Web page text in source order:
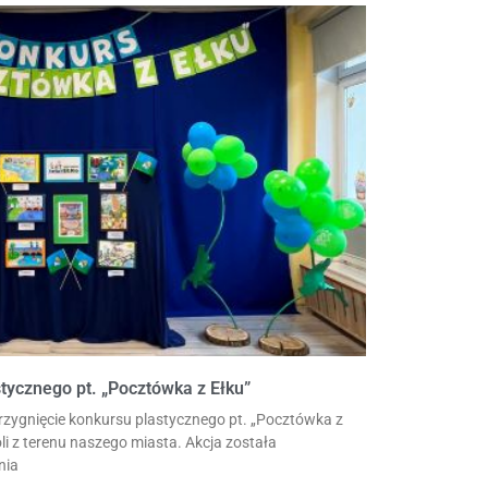
pt. „Pocztówka z Ełku”
konkursu plastycznego pt. „Pocztówka z
z terenu naszego miasta. Akcja została